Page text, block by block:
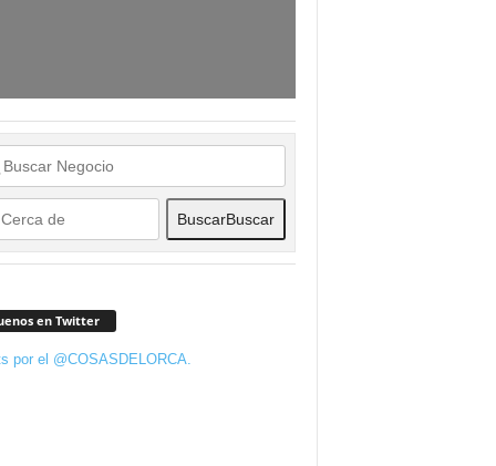
BuscarBuscar
en Twitter
por el @COSASDELORCA.